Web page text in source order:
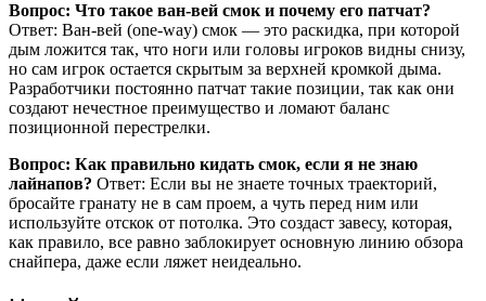
Вопрос: Что такое ван-вей смок и почему его патчат?
Ответ: Ван-вей (one-way) смок — это раскидка, при которой
дым ложится так, что ноги или головы игроков видны снизу,
но сам игрок остается скрытым за верхней кромкой дыма.
Разработчики постоянно патчат такие позиции, так как они
создают нечестное преимущество и ломают баланс
позиционной перестрелки.
Вопрос: Как правильно кидать смок, если я не знаю
лайнапов? Ответ: Если вы не знаете точных траекторий,
бросайте гранату не в сам проем, а чуть перед ним или
используйте отскок от потолка. Это создаст завесу, которая,
как правило, все равно заблокирует основную линию обзора
снайпера, даже если ляжет неидеально.